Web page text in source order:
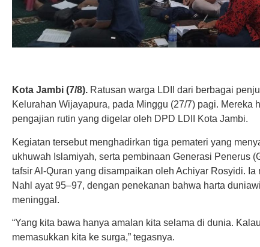
Kota Jambi (7/8). Ratusan warga LDII dari berbagai
Kelurahan Wijayapura, pada Minggu (27/7) pagi. Mereka
pengajian rutin yang digelar oleh DPD LDII Kota Jambi.
Kegiatan tersebut menghadirkan tiga pemateri yang
ukhuwah Islamiyah, serta pembinaan Generasi Penerus
tafsir Al-Quran yang disampaikan oleh Achiyar Rosyidi.
Nahl ayat 95–97, dengan penekanan bahwa harta
meninggal.
“Yang kita bawa hanya amalan kita selama di dunia.
memasukkan kita ke surga,” tegasnya.